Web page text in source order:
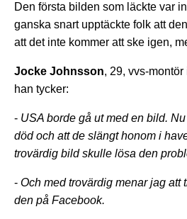
Den första bilden som läckte var
ganska snart upptäckte folk att
att det inte kommer att ske igen,
Jocke Johnsson, 29, vvs-
han tycker:
- USA borde gå ut med en bild.
död och att de slängt honom i
trovärdig bild skulle lösa den
- Och med trovärdig menar jag att
den på Facebook.